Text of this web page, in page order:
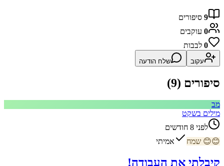
9 סיפורים
0 עוקבים
0 לבבות
עקוב שלח הודעה
סיפורים (9
)
מב
מילים בשקט
לפני 8 חודשים
😊
😊 שמח אמיתי
קיבלתי את העבודה!